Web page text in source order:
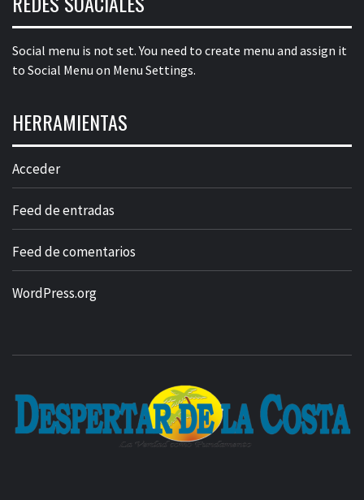
Social menu is not set. You need to create menu and assign it
to Social Menu on Menu Settings.
HERRAMIENTAS
Acceder
Feed de entradas
Feed de comentarios
WordPress.org